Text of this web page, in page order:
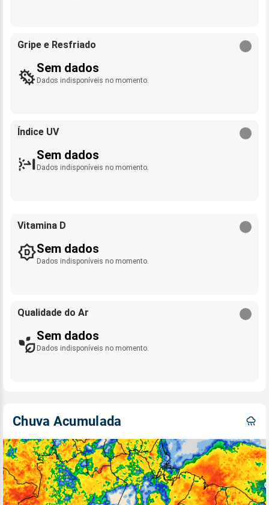
Gripe e Resfriado
Sem dados
Dados indisponíveis no momento.
Índice UV
Sem dados
Dados indisponíveis no momento.
Vitamina D
Sem dados
Dados indisponíveis no momento.
Qualidade do Ar
Sem dados
Dados indisponíveis no momento.
Chuva Acumulada